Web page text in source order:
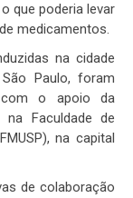
que poderia levar
medicamentos.
na cidade
Paulo, foram
com o apoio da
Faculdade de
na capital
de colaboração